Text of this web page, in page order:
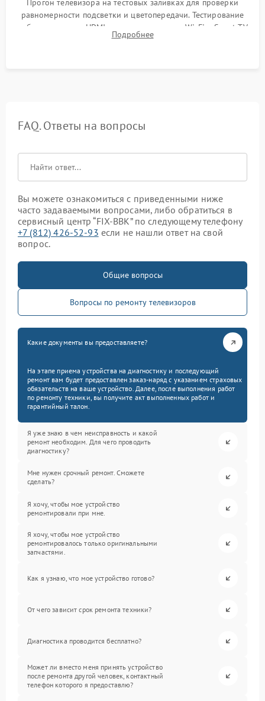
Прогон телевизора на тестовых заливках для проверки
равномерности подсветки и цветопередачи. Тестирование
работы разъемов HDMI, динамиков, модуля Wi-Fi и Smart TV
в рабочем режиме в течение нескольких часов.
Подробнее
FAQ. Ответы на вопросы
Вы можете ознакомиться с приведенными ниже
часто задаваемыми вопросами, либо обратиться в
сервисный центр “FIX-BBK” по следующему телефону
+7 (812) 426-52-93 если не нашли ответ на свой
вопрос.
Общие вопросы
Вопросы по ремонту телевизоров
Какие документы вы предоставляете?
На этапе приема устройства на диагностику и последующий
ремонт вам будет предоставлен заказ-наряд с указанием страховых
обязательств на ваше устройство. Далее, после выполнения работ
по ремонту техники, вы получите акт выполненных работ и
гарантийный талон.
Я уже знаю в чем неисправность и какой
ремонт необходим. Для чего проводить
диагностику?
Мне нужен срочный ремонт. Сможете
сделать?
Я хочу, чтобы мое устройство
ремонтировали при мне.
Я хочу, чтобы мое устройство
ремонтировалось только оригинальными
запчастями.
Как я узнаю, что мое устройство готово?
От чего зависит срок ремонта техники?
Диагностика проводится бесплатно?
Может ли вместо меня принять устройство
после ремонта другой человек, контактный
телефон которого я предоставлю?